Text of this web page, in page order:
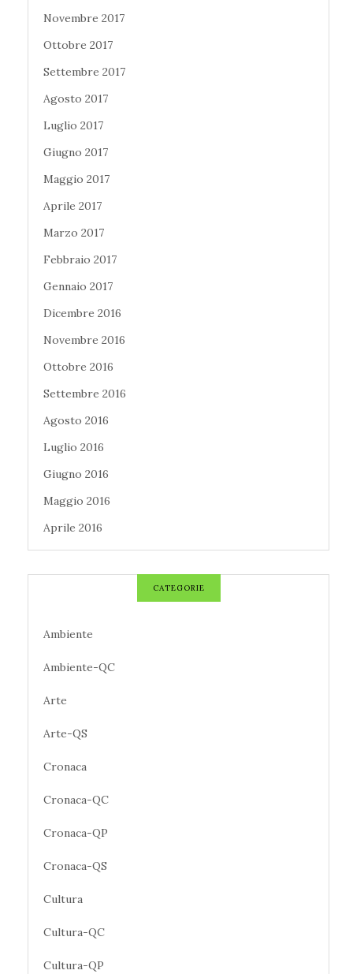
Novembre 2017
Ottobre 2017
Settembre 2017
Agosto 2017
Luglio 2017
Giugno 2017
Maggio 2017
Aprile 2017
Marzo 2017
Febbraio 2017
Gennaio 2017
Dicembre 2016
Novembre 2016
Ottobre 2016
Settembre 2016
Agosto 2016
Luglio 2016
Giugno 2016
Maggio 2016
Aprile 2016
CATEGORIE
Ambiente
Ambiente-QC
Arte
Arte-QS
Cronaca
Cronaca-QC
Cronaca-QP
Cronaca-QS
Cultura
Cultura-QC
Cultura-QP